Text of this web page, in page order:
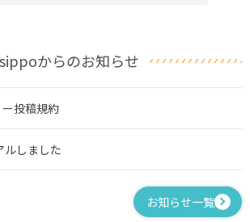
sippoからのお知らせ
投稿規約
ルしました
お知らせ一覧